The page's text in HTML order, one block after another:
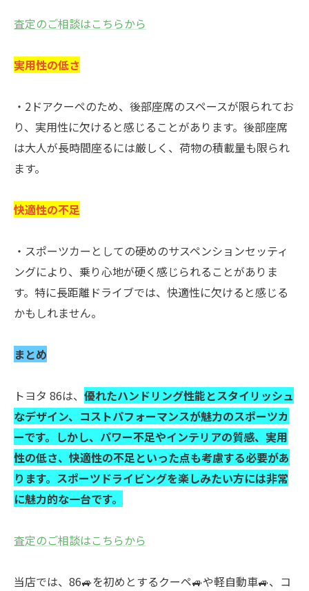
査定のご相談はこちらから
実用性の低さ
・2ドアクーペのため、後部座席のスペースが限られてお
り、実用性に欠けると感じることがあります。後部座席
は大人が長時間座るには厳しく、荷物の積載量も限られ
ます。
快適性の不足
・スポーツカーとしての硬めのサスペンションセッティ
ングにより、乗り心地が硬く感じられることがありま
す。特に長距離ドライブでは、快適性に欠けると感じる
かもしれません。
まとめ
トヨタ 86は、 優れたハンドリング性能とスタイリッシュ
なデザイン、コストパフォーマンスが魅力のスポーツカ
ーです。しかし、パワー不足やインテリアの質感、実用
性の低さ、快適性の不足といった点も考慮する必要があ
ります。スポーツドライビングを楽しみたい方には非常
に魅力的な一台です。
査定のご相談はこちらから
当店では、86🚙を初めとするクーペ🚙や軽自動車🚙、コ